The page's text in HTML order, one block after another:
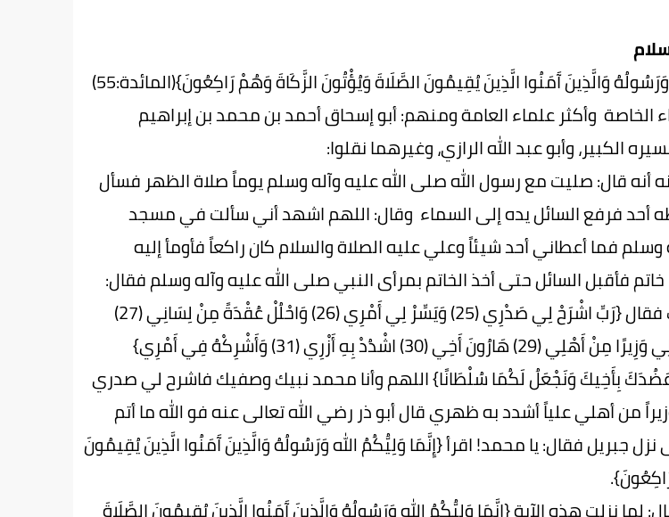
وَالَّذِينَ آَمَنُوا الَّذِينَ يُقِيمُونَ الصَّلَاةَ وَيُؤْتُونَ الزَّكَاةَ وَهُمْ رَاكِعُونَ}(المائدة:55)
وأكثر علماء العامة ومنهم: أبو إسحاق أحمد بن محمد بن إبراهيم
الكبير، وأبو عبد الله الرازي، وغيرهما نقلوا:
أنه قال: صليت مع رسول الله صلى الله عليه وآله وسلم يوماً صلاة الظهر فسأل
فرفع السائل يده إلى السماء وقال: اللهم اشهد أني سألت في مسجد
فما أعطاني أحد شيئاً وعلي عليه الصلاة والسلام كان راكعاً فأومأ إليه
فأقبل السائل حتى أخذ الخاتم بمرأى النبي صلى الله عليه وآله وسلم فقال:
اللهم إن أخي موسى سألك فقال {رَبِّ اشْرَحْ لِي صَدْرِي (25) وَيَسِّرْ لِي أَمْرِي (26) وَاحْلُلْ عُقْدَةً مِنْ لِسَانِي (27)
يَفْقَهُوا قَوْلِي (28) وَاجْعَلْ لِي وَزِيرًا مِنْ أَهْلِي (29) هَارُونَ أَخِي (30) اشْدُدْ بِهِ أَزْرِي (31) وَأَشْرِكْهُ فِي أَمْرِي}
عَضُدَكَ بِأَخِيكَ وَنَجْعَلُ لَكُمَا سُلْطَانًا} اللهم وأنا محمد نبيك وصفيك فاشرح لي صدري
من أهلي علياً أشدد به ظهري قال أبو ذر رضي الله تعالى عنه فو الله ما أتم
جبريل فقال: يا محمد! اقرأ {إِنَّمَا وَلِيُّكُمُ الله وَرَسُولُهُ وَالَّذِينَ آَمَنُوا الَّذِينَ يُقِيمُونَ
لما نزلت هذه الآية {إِنَّمَا وَلِيُّكُمُ الله وَرَسُولُهُ وَالَّذِينَ آَمَنُوا الَّذِينَ يُقِيمُونَ الصَّلَاةَ